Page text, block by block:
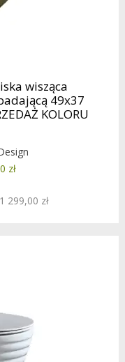
wisząca
49x37
KOLORU
zł
299,00 zł